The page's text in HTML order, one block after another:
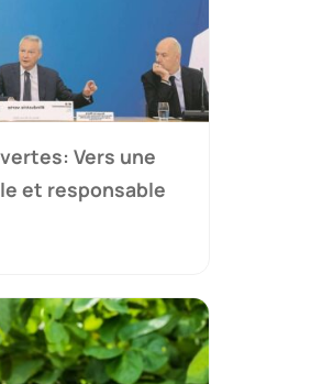
Vers une
et responsable